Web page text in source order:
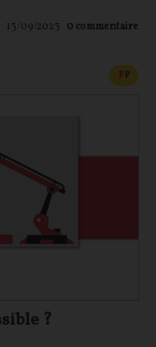
13/09/2023 0 commentaire
FP
?